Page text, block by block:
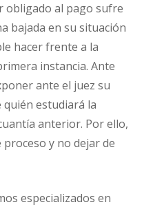
obligado al pago sufre
bajada en su situación
hacer frente a la
instancia. Ante
ante el juez su
quién estudiará la
anterior. Por ello,
y no dejar de
especializados en